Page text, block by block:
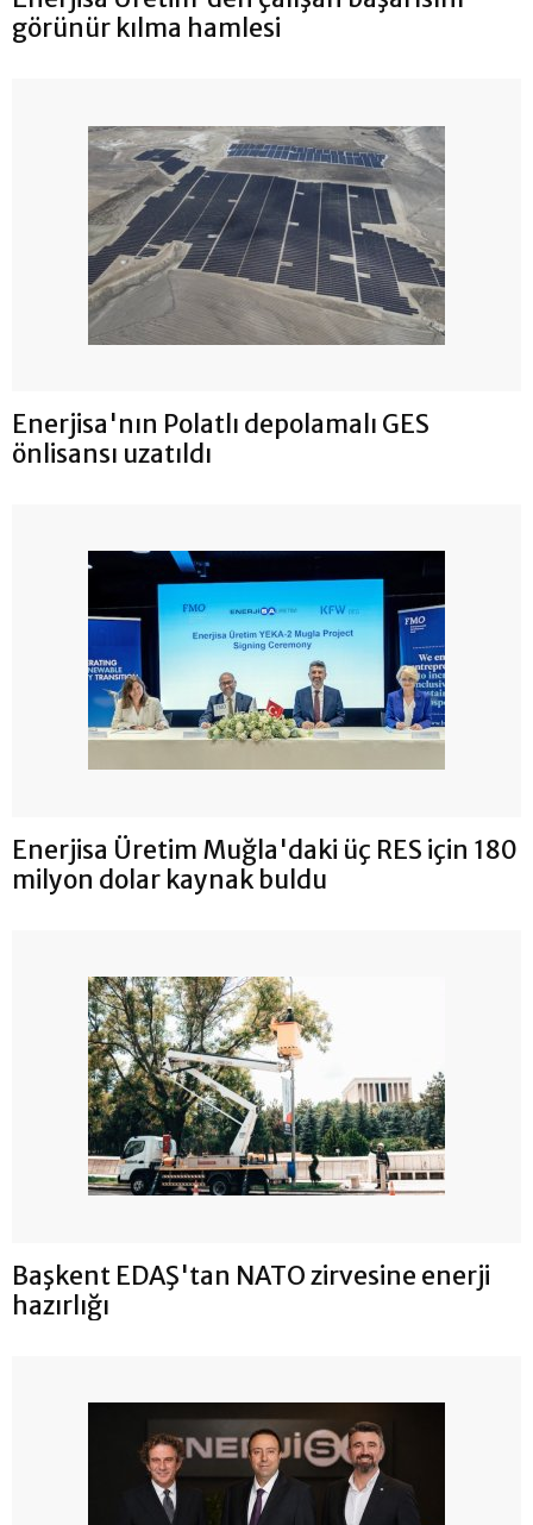
görünür kılma hamlesi
Enerjisa'nın Polatlı depolamalı GES
önlisansı uzatıldı
Enerjisa Üretim Muğla'daki üç RES için 180
milyon dolar kaynak buldu
Başkent EDAŞ'tan NATO zirvesine enerji
hazırlığı